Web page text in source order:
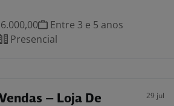
Entre 3 e 5 anos
Presencial
– Loja De
29 jul